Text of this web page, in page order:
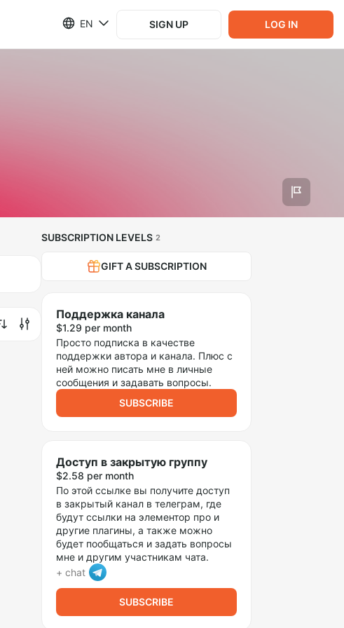
EN SIGN UP LOG IN
SUBSCRIPTION LEVELS 2
GIFT A SUBSCRIPTION
Поддержка канала
$1.29 per month
Просто подписка в качестве
поддержки автора и канала. Плюс с
ней можно писать мне в личные
сообщения и задавать вопросы.
SUBSCRIBE
Доступ в закрытую группу
$2.58 per month
По этой ссылке вы получите доступ
в закрытый канал в телеграм, где
будут ссылки на элементор про и
другие плагины, а также можно
будет пообщаться и задать вопросы
мне и другим участникам чата.
+ chat
SUBSCRIBE